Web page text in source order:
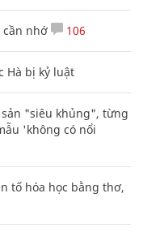
cần nhớ 106
Hà bị kỷ luật
"siêu khủng", từng
'không có nổi
tố hóa học bằng thơ,